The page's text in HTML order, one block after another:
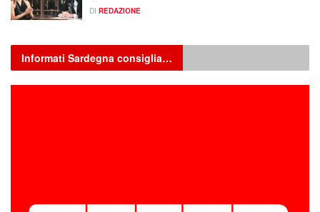
DI REDAZIONE
Informati Sardegna consiglia…